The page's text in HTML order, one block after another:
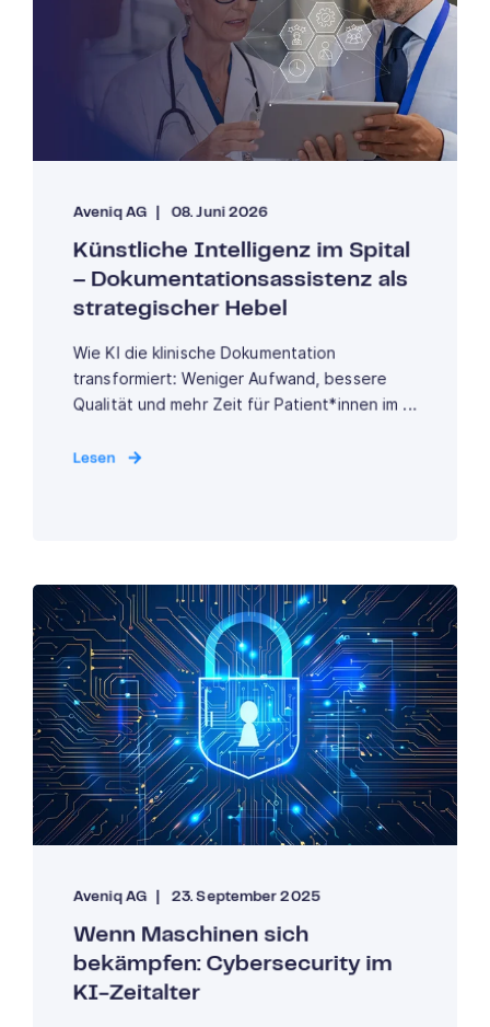
Aveniq AG 08. Juni 2026
Künstliche Intelligenz im Spital
– Dokumentationsassistenz als
strategischer Hebel
Wie KI die klinische Dokumentation
transformiert: Weniger Aufwand, bessere
Qualität und mehr Zeit für Patient*innen im ...
Lesen
Aveniq AG 23. September 2025
Wenn Maschinen sich
bekämpfen: Cybersecurity im
KI-Zeitalter